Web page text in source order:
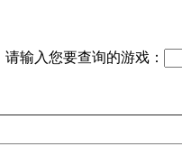
请输入您要查询的游戏：